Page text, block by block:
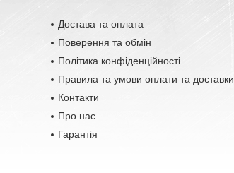
Достава та оплата
Поверення та обмін
Політика конфіденційності
Правила та умови оплати та доставки
Контакти
Про нас
Гарантія